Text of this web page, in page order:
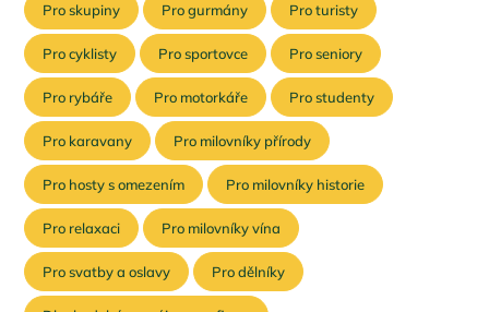
Pro skupiny Pro gurmány Pro turisty
Pro cyklisty Pro sportovce Pro seniory
Pro rybáře Pro motorkáře Pro studenty
Pro karavany Pro milovníky přírody
Pro hosty s omezením Pro milovníky historie
Pro relaxaci Pro milovníky vína
Pro svatby a oslavy Pro dělníky